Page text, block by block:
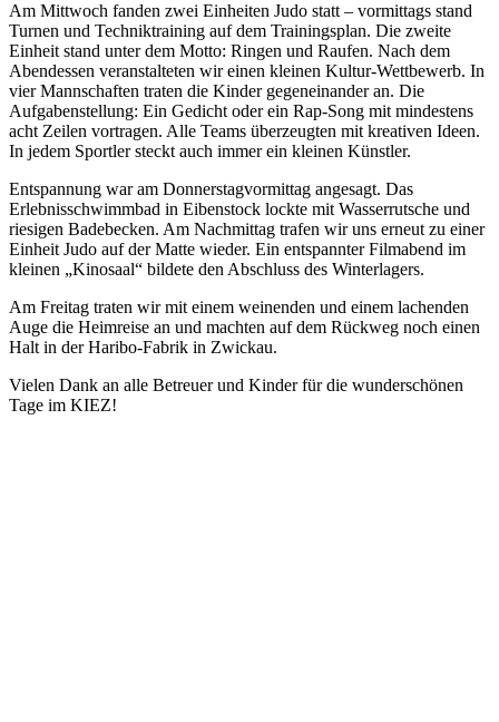
Am Mittwoch fanden zwei Einheiten Judo statt – vormittags stand
Turnen und Techniktraining auf dem Trainingsplan. Die zweite
Einheit stand unter dem Motto: Ringen und Raufen. Nach dem
Abendessen veranstalteten wir einen kleinen Kultur-Wettbewerb. In
vier Mannschaften traten die Kinder gegeneinander an. Die
Aufgabenstellung: Ein Gedicht oder ein Rap-Song mit mindestens
acht Zeilen vortragen. Alle Teams überzeugten mit kreativen Ideen.
In jedem Sportler steckt auch immer ein kleinen Künstler.
Entspannung war am Donnerstagvormittag angesagt. Das
Erlebnisschwimmbad in Eibenstock lockte mit Wasserrutsche und
riesigen Badebecken. Am Nachmittag trafen wir uns erneut zu einer
Einheit Judo auf der Matte wieder. Ein entspannter Filmabend im
kleinen „Kinosaal“ bildete den Abschluss des Winterlagers.
Am Freitag traten wir mit einem weinenden und einem lachenden
Auge die Heimreise an und machten auf dem Rückweg noch einen
Halt in der Haribo-Fabrik in Zwickau.
Vielen Dank an alle Betreuer und Kinder für die wunderschönen
Tage im KIEZ!